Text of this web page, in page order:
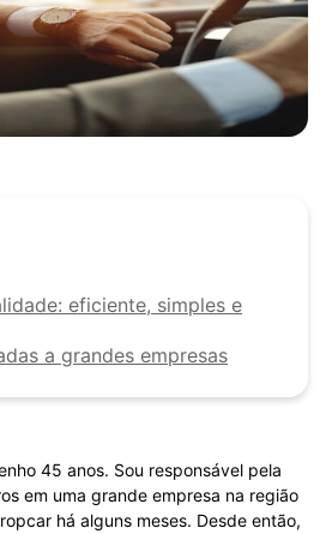
eficiente, simples e
a grandes empresas
45 anos. Sou responsável pela
em uma grande empresa na região
há alguns meses. Desde então,